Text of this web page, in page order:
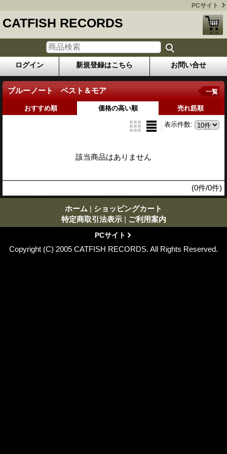
PCサイト
CATFISH RECORDS
ログイン 新規登録はこちら お問い合せ
ブルーノート ベスト＆モア 一覧
おすすめ順 価格の高い順 売れ筋順
表示件数:
該当商品はありません
(0件/0件)
ホーム | ショッピングカート
特定商取引法表示 | ご利用案内
PCサイト
Copyright (C) 2005 CATFISH RECORDS. All Rights Reserved.